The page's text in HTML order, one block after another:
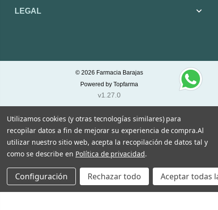
LEGAL
© 2026 Farmacia Barajas
Powered by Topfarma
v1.27.0
Utilizamos cookies (y otras tecnologías similares) para
recopilar datos a fin de mejorar su experiencia de compra.Al
utilizar nuestro sitio web, acepta la recopilación de datos tal y
como se describe en Política de privacidad.
Configuración Rechazar todo Aceptar todas